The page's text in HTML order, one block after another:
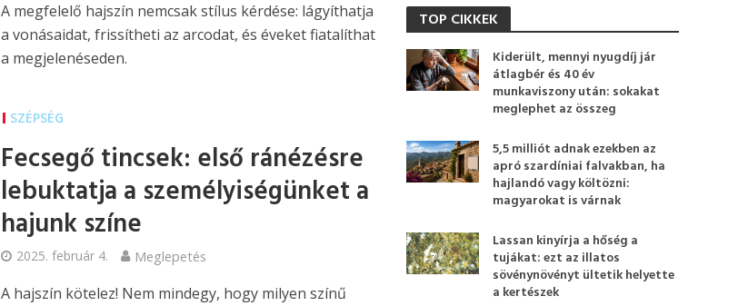
A megfelelő hajszín nemcsak stílus kérdése: lágyíthatja
a vonásaidat, frissítheti az arcodat, és éveket fiatalíthat
a megjelenéseden.
SZÉPSÉG
Fecsegő tincsek: első ránézésre
lebuktatja a személyiségünket a
hajunk színe
2025. február 4. Meglepetés
A hajszín kötelez! Nem mindegy, hogy milyen színű
TOP CIKKEK
Kiderült, mennyi nyugdíj jár
átlagbér és 40 év
munkaviszony után: sokakat
meglephet az összeg
5,5 milliót adnak ezekben az
apró szardíniai falvakban, ha
hajlandó vagy költözni:
magyarokat is várnak
Lassan kinyírja a hőség a
tujákat: ezt az illatos
sövénynövényt ültetik helyette
a kertészek